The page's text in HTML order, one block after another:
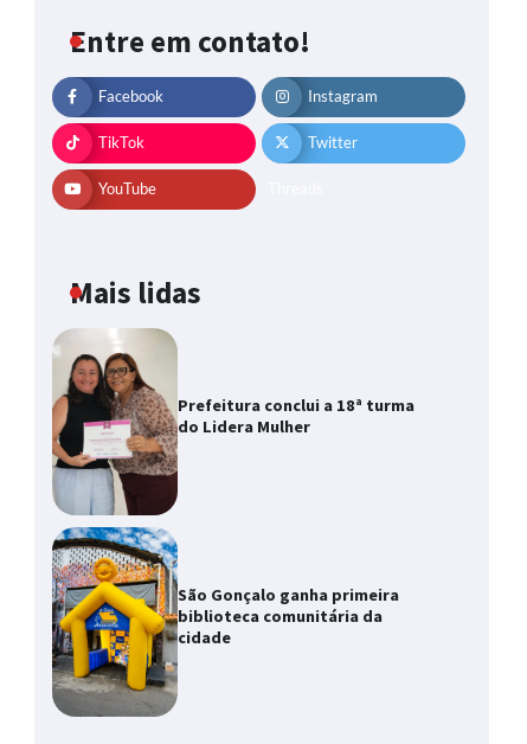
Entre em contato!
Facebook Instagram
TikTok Twitter
YouTube
Mais lidas
Prefeitura conclui a 18ª turma
do Lidera Mulher
São Gonçalo ganha primeira
biblioteca comunitária da
cidade